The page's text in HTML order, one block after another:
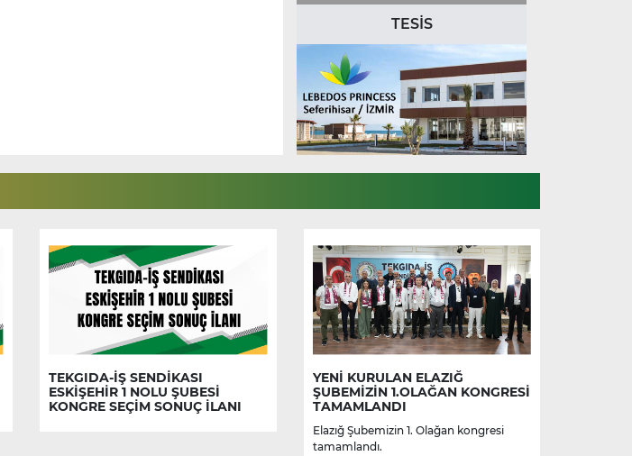
TESİS
TEKGIDA-İŞ SENDİKASI
ESKİŞEHİR 1 NOLU ŞUBESİ
KONGRE SEÇİM SONUÇ İLANI
YENİ KURULAN ELAZIĞ
ŞUBEMİZİN 1.OLAĞAN KONGRESİ
TAMAMLANDI
Elazığ Şubemizin 1. Olağan kongresi
tamamlandı.